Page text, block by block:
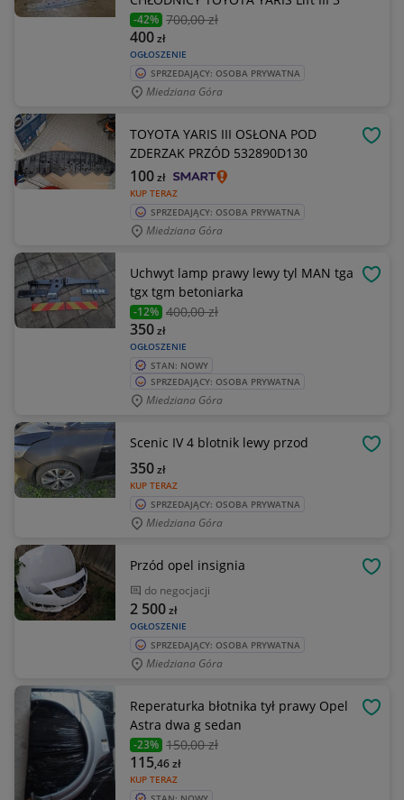
-42% 700,00 zł
OGŁOSZENIE
400zł
SPRZEDAJĄCY: OSOBA PRYWATNA
Miedziana Góra
TOYOTA YARIS III OSŁONA POD
ZDERZAK PRZÓD 532890D130
KUP TERAZ
100zł
SPRZEDAJĄCY: OSOBA PRYWATNA
Miedziana Góra
Uchwyt lamp prawy lewy tyl MAN tga
tgx tgm betoniarka
-12% 400,00 zł
OGŁOSZENIE
350zł
STAN: NOWY
SPRZEDAJĄCY: OSOBA PRYWATNA
Miedziana Góra
Scenic IV 4 blotnik lewy przod
KUP TERAZ
350zł
SPRZEDAJĄCY: OSOBA PRYWATNA
Miedziana Góra
Przód opel insignia
do negocjacji
OGŁOSZENIE
2 500zł
SPRZEDAJĄCY: OSOBA PRYWATNA
Miedziana Góra
Reperaturka błotnika tył prawy Opel
Astra dwa g sedan
-23% 150,00 zł
KUP TERAZ
115,46zł